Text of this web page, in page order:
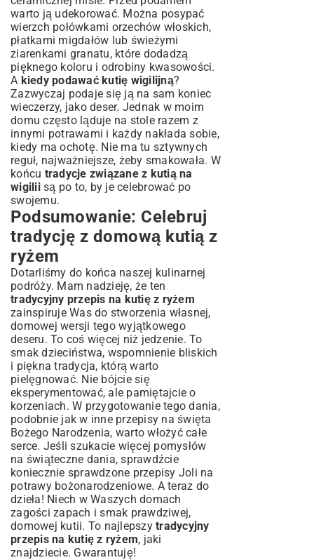
warto ją udekorować. Można posypać
wierzch połówkami orzechów włoskich,
płatkami migdałów lub świeżymi
ziarenkami granatu, które dodadzą
pięknego koloru i odrobiny kwasowości.
A kiedy podawać kutię wigilijną?
Zazwyczaj podaje się ją na sam koniec
wieczerzy, jako deser. Jednak w moim
domu często ląduje na stole razem z
innymi potrawami i każdy nakłada sobie,
kiedy ma ochotę. Nie ma tu sztywnych
reguł, najważniejsze, żeby smakowała. W
końcu tradycje związane z kutią na
wigiliisą po to, by je celebrować po
swojemu.
Podsumowanie: Celebruj
tradycję z domową kutią z
ryżem
Dotarliśmy do końca naszej kulinarnej
podróży. Mam nadzieję, że ten
tradycyjny przepis na kutię z ryżem
zainspiruje Was do stworzenia własnej,
domowej wersji tego wyjątkowego
deseru. To coś więcej niż jedzenie. To
smak dzieciństwa, wspomnienie bliskich
i piękna tradycja, którą warto
pielęgnować. Nie bójcie się
eksperymentować, ale pamiętajcie o
korzeniach. W przygotowanie tego dania,
podobnie jak w inne przepisy na święta
Bożego Narodzenia, warto włożyć całe
serce. Jeśli szukacie więcej pomysłów
na świąteczne dania, sprawdźcie
koniecznie sprawdzone przepisy Joli na
potrawy bożonarodzeniowe. A teraz do
dzieła! Niech w Waszych domach
zagości zapach i smak prawdziwej,
domowej kutii. To najlepszy tradycyjny
przepis na kutię z ryżem, jaki
znajdziecie. Gwarantuję!